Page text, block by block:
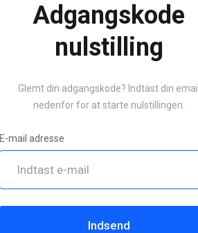
Adgangskode
nulstilling
Glemt din adgangskode? Indtast din email
nedenfor for at starte nulstillingen.
E-mail adresse
Indsend